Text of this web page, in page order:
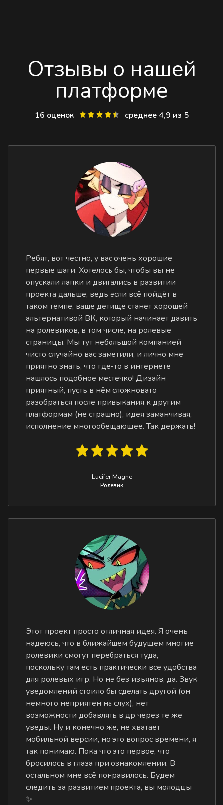
Отзывы о нашей
платформе
16 оценок среднее 4,9 из 5
Ребят, вот честно, у вас очень хорошие
первые шаги. Хотелось бы, чтобы вы не
опускали лапки и двигались в развитии
проекта дальше, ведь если всё пойдёт в
таком темпе, ваше детище станет хорошей
альтернативой ВК, который начинает давить
на ролевиков, в том числе, на ролевые
страницы. Мы тут небольшой компанией
чисто случайно вас заметили, и лично мне
приятно знать, что где-то в интернете
нашлось подобное местечко! Дизайн
приятный, пусть в нём сложновато
разобраться после привыкания к другим
платформам (не страшно), идея заманчивая,
исполнение многообещающее. Так держать!
Lucifer Magne
Ролевик
Этот проект просто отличная идея. Я очень
надеюсь, что в ближайшем будущем многие
ролевики смогут перебраться туда,
поскольку там есть практически все удобства
для ролевых игр. Но не без изъянов, да. Звук
уведомлений стоило бы сделать другой (он
немного неприятен на слух), нет
возможности добавлять в др через те же
уведы. Ну и конечно же, не хватает
мобильной версии, но это вопрос времени, я
так понимаю. Пока что это первое, что
бросилось в глаза при ознакомлении. В
остальном мне всё понравилось. Будем
следить за развитием проекта, вы молодцы
✨